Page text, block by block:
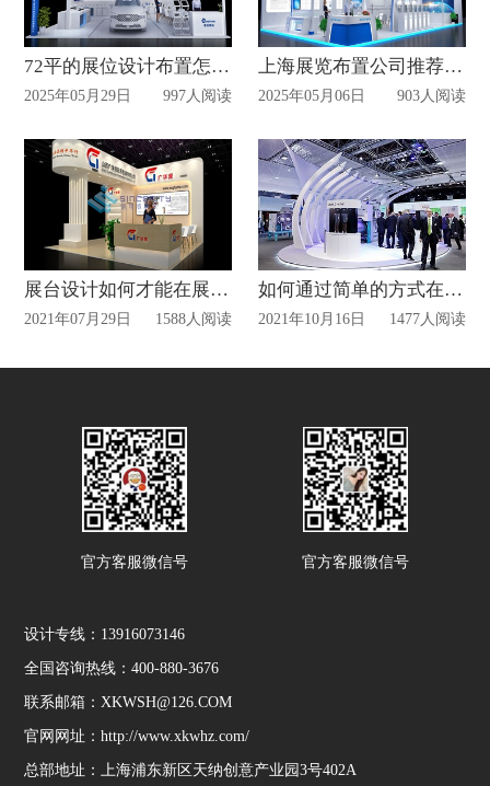
72平的展位设计布置怎么做？
2025年05月29日 997人阅读
上海展览布置公司推荐信可威
2025年05月06日 903人阅读
展台设计如何才能在展会中加分？
2021年07月29日 1588人阅读
如何通过简单的方式在展会中给人留下深刻的印象？
2021年10月16日 1477人阅读
官方客服微信号 官方客服微信号
设计专线：13916073146
全国咨询热线：400-880-3676
联系邮箱：XKWSH@126.COM
官网网址：http://www.xkwhz.com/
总部地址：上海浦东新区天纳创意产业园3号402A